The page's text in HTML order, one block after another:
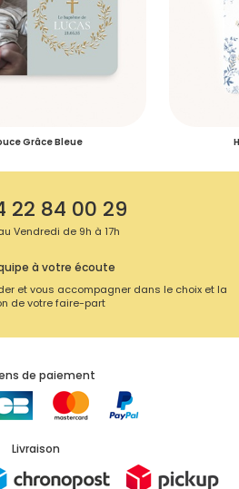
Grâce Bleue
22 84 00 29
Vendredi de 9h à 17h
à votre écoute
et vous accompagner dans le choix et la
de votre faire-part
de paiement
Livraison